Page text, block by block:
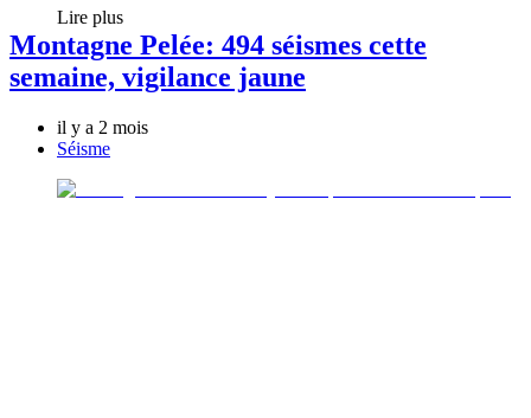
Lire plus
Montagne Pelée: 494 séismes cette
semaine, vigilance jaune
il y a 2 mois
Séisme